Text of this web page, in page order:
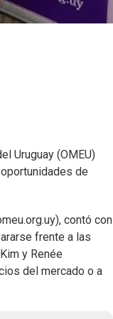
Uruguay (OMEU)
de
contó con
frente a las
y Renée
del mercado o a